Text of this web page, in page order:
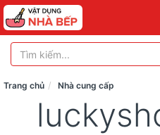
Trang chủ Nhà cung cấp